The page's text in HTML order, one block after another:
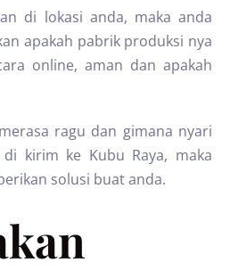
di lokasi anda, maka anda
apakah pabrik produksi nya
online, aman dan apakah
ragu dan gimana nyari
kirim ke Kubu Raya, maka
solusi buat anda.